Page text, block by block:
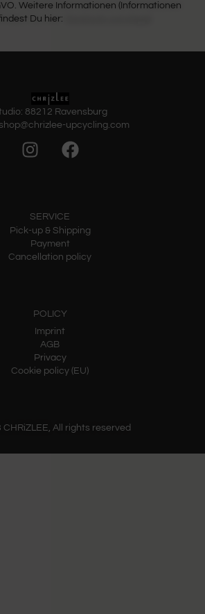
Weitere Informationen (Informationen
Du hier:
88212 Ravensburg
upcycling.com
SERVICE
Pick-up & Shipping
Payment
Cancellation policy
POLICY
Imprint
AGB
Privacy
Cookie policy (EU)
All rights reserved